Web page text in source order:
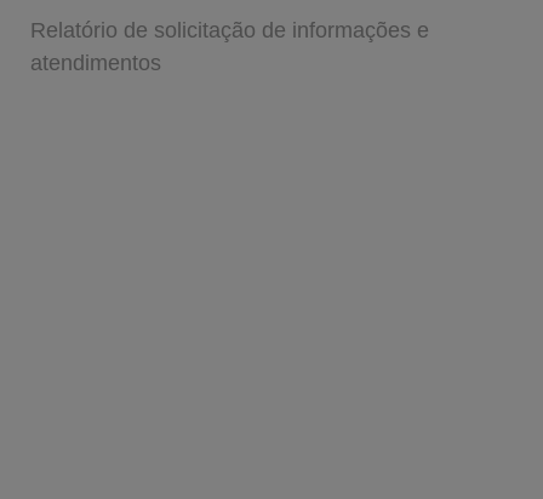
Relatório de solicitação de informações e
atendimentos